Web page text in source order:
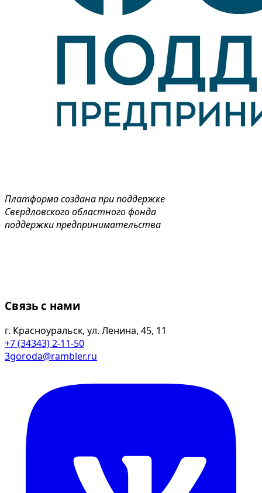
Платформа создана при поддержке
Свердловского областного фонда
поддержки предпринимательства
Связь с нами
г. Красноуральск, ул. Ленина, 45, 11
+7 (34343) 2-11-50
3goroda@rambler.ru